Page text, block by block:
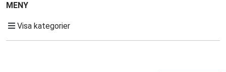
MENY
Visa kategorier